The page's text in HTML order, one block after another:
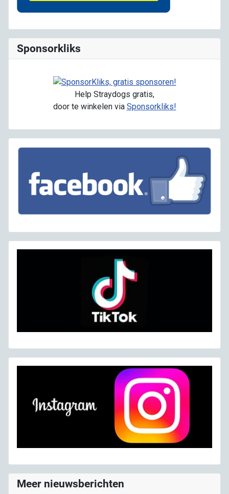
Sponsorkliks
Help Straydogs gratis,
door te winkelen via Sponsorkliks!
Meer nieuwsberichten